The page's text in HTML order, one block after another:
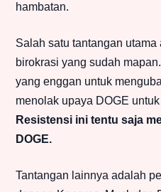
hambatan.
Salah satu tantangan
birokrasi yang sudah
yang enggan untuk
menolak upaya DOGE
Resistensi ini tentu saja
DOGE.
Tantangan lainnya adalah